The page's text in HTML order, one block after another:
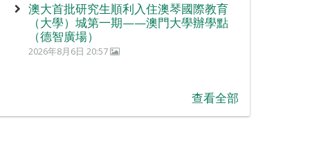
澳大首批研究生順利入住澳琴國際教育
（大學）城第一期——澳門大學辦學點
（德智廣場）
2026年8月6日 20:57
查看全部